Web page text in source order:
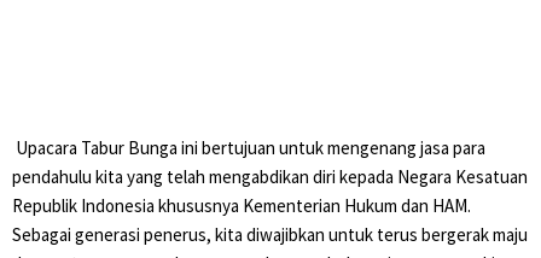
⁣ Upacara Tabur Bunga ini bertujuan untuk mengenang jasa para
pendahulu kita yang telah mengabdikan diri kepada Negara Kesatuan
Republik Indonesia khususnya Kementerian Hukum dan HAM. ⁣
Sebagai generasi penerus, kita diwajibkan untuk terus bergerak maju